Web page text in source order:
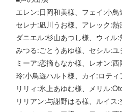
エレン:日岡和美様、フェイ:小鳥
セレナ:凪川うお様、アレック:
ダニエル:杉山あつし様、ウィ
みつる:ごとうあゆ様、セシル:
ミーア:恋摘もなか様、レオン:
玲:小鳥遊ハルト様、カイ:ロテ
リリィ:氷上あゆむ様、メリル
リリアン:与謝野はる様、ルイ